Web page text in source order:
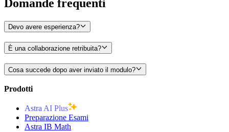
Domande frequenti
Devo avere esperienza?
È una collaborazione retribuita?
Cosa succede dopo aver inviato il modulo?
Prodotti
Astra AI Plus
Preparazione Esami
Astra IB Math